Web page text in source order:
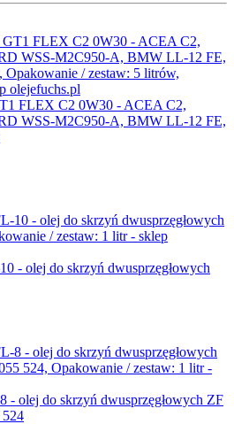
FLEX C2 0W30 - ACEA C2,
WSS-M2C950-A, BMW LL-12 FE,
- olej do skrzyń dwusprzęgłowych
olej do skrzyń dwusprzęgłowych ZF